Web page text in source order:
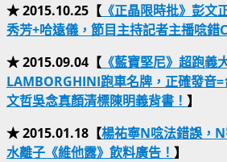
★ 2015.10.25【 《正晶限時批》彭文
秀芳+哈遠儀，節目主持記者主播唸錯
★ 2015.09.04【 《藍寶堅尼》超跑義
LAMBORGHINI跑車名牌，正確發音
文哲吳念真顏清標陳明義背書！ 】
★ 2015.01.18【楊祐寧N唸法錯誤，
水離子《維他露》飲料廣告！ 】